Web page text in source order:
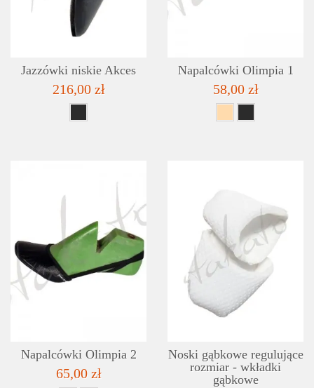
LISTA ŻYCZEŃ
Jazzówki niskie Akces
216,00 zł
Napalcówki Olimpia 1
58,00 zł
LISTA ŻYCZEŃ
SZCZEGÓŁY
Napalcówki Olimpia 2
65,00 zł
Noski gąbkowe regulujące
rozmiar - wkładki
gąbkowe